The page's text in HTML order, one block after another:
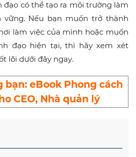
đạo có thể tạo ra môi trường làm
vững. Nếu bạn muốn trở thành
làm việc của mình hoặc muốn
đạo hiện tại, thì hãy xem xét
lõi dưới đây ngay.
bạn: eBook Phong cách
CEO, Nhà quản lý